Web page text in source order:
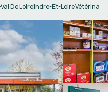
De LoireIndre-Et-Loire